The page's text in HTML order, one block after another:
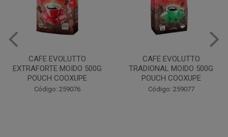
CAFE EVOLUTTO
EXTRAFORTE MOIDO 500G
POUCH COOXUPE
Código: 259076
CAFE EVOLUTTO
TRADIONAL MOIDO 500G
POUCH COOXUPE
Código: 259077